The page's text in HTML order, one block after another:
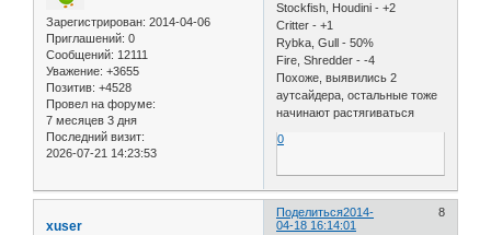
Зарегистрирован: 2014-04-06
Приглашений: 0
Сообщений: 12111
Уважение: +3655
Позитив: +4528
Провел на форуме:
7 месяцев 3 дня
Последний визит:
2026-07-21 14:23:53
Stockfish, Houdini - +2
Critter - +1
Rybka, Gull - 50%
Fire, Shredder - -4
Похоже, выявились 2
аутсайдера, остальные тоже
начинают растягиваться
0
Поделиться 8
2014-
04-18 16:14:01
xuser